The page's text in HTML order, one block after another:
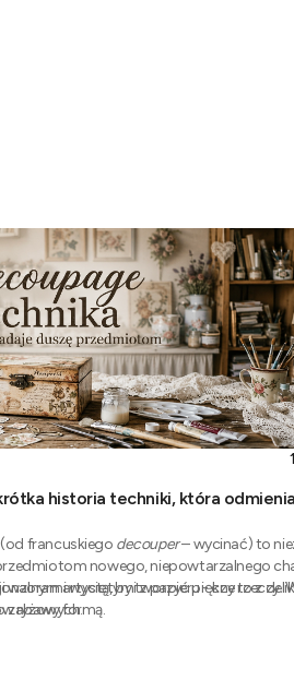
historia techniki, która odmienia
(od francuskiego decouper– wycinać) to
nowego, niepowtarzalnego
wzorami wyciętymi z papieru - czy to z
ryżowych.
artystą, by tworzyć piękne rzeczy.
zabawy formą.